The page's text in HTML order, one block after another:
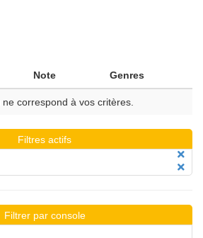
Note Genres
correspond à vos critères.
Filtres actifs
Filtrer par console